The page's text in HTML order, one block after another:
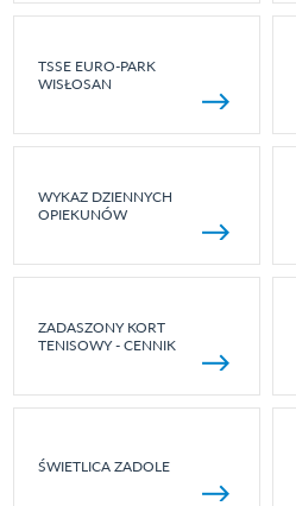
TSSE EURO-PARK
WISŁOSAN
WYKAZ DZIENNYCH
OPIEKUNÓW
ZADASZONY KORT
TENISOWY - CENNIK
ŚWIETLICA ZADOLE